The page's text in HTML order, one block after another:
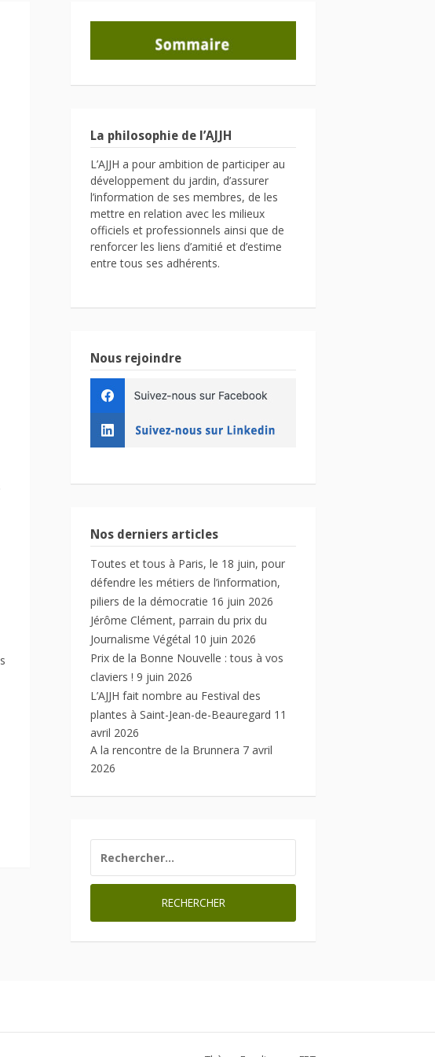
La philosophie de l’AJJH
L’AJJH a pour ambition de participer au
développement du jardin, d’assurer
l’information de ses membres, de les
mettre en relation avec les milieux
officiels et professionnels ainsi que de
renforcer les liens d’amitié et d’estime
entre tous ses adhérents.
Nous rejoindre
Nos derniers articles
Toutes et tous à Paris, le 18 juin, pour
défendre les métiers de l’information,
piliers de la démocratie 16 juin 2026
Jérôme Clément, parrain du prix du
Journalisme Végétal 10 juin 2026
Prix de la Bonne Nouvelle : tous à vos
claviers ! 9 juin 2026
L’AJJH fait nombre au Festival des
plantes à Saint-Jean-de-Beauregard 11
avril 2026
A la rencontre de la Brunnera 7 avril
2026